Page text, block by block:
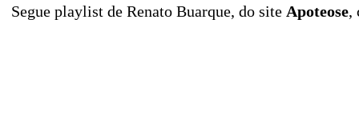
Segue playlist de Renato Buarque, do site Apoteose,